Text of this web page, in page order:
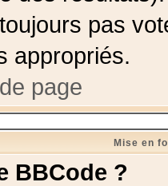
pas
appropriés.
page
Mise en
BBCode ?